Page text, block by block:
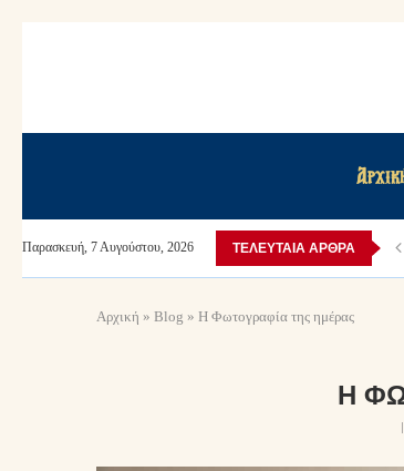
Παρασκευή, 7 Αυγούστου, 2026 ΤΕΛΕΥΤΑΊΑ ΆΡΘΡΑ
Αρχική » Blog » Η Φωτογραφία της ημέρας
Η